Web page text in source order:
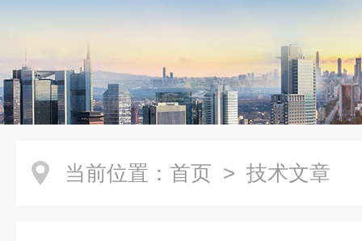
当前位置： 首页 > 技术文章